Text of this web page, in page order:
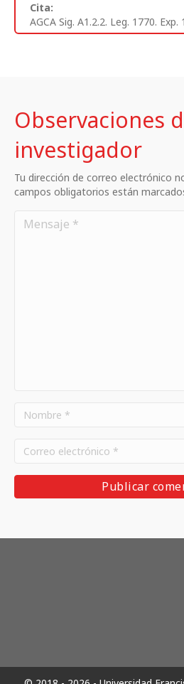
Cita:
AGCA Sig. A1.2.2. Leg. 1770. Exp.
Observaciones
investigador
Tu dirección de correo electrónico
campos obligatorios están